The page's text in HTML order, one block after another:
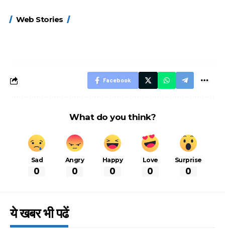
Web Stories
FASTag के ये नए
Facebook
What do you think?
Sad
0
Angry
0
Happy
0
Love
0
Surprise
0
ये खबर भी पढें